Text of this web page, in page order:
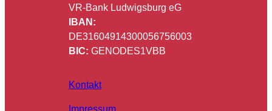
VR-Bank Ludwigsburg eG
IBAN:
DE31604914300056756003
BIC: GENODES1VBB
Kontakt